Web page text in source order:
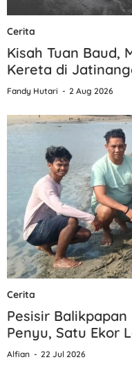
Cerita
Kisah Tuan Baud,
Kereta di
Fandy Hutari 2 Aug 2026
Cerita
Pesisir
Penyu, Satu Ekor
Alfian 22 Jul 2026